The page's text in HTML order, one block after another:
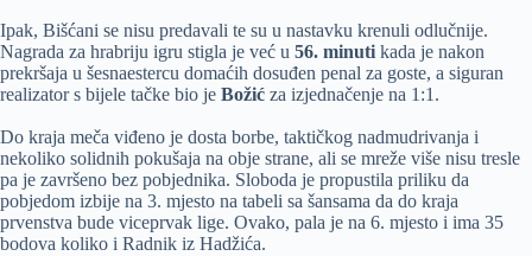
Ipak, Bišćani se nisu predavali te su u nastavku krenuli odlučnije.
Nagrada za hrabriju igru stigla je već u 56. minuti kada je nakon
prekršaja u šesnaestercu domaćih dosuđen penal za goste, a siguran
realizator s bijele tačke bio je Božić za izjednačenje na 1:1.
Do kraja meča viđeno je dosta borbe, taktičkog nadmudrivanja i
nekoliko solidnih pokušaja na obje strane, ali se mreže više nisu tresle
pa je završeno bez pobjednika. Sloboda je propustila priliku da
pobjedom izbije na 3. mjesto na tabeli sa šansama da do kraja
prvenstva bude viceprvak lige. Ovako, pala je na 6. mjesto i ima 35
bodova koliko i Radnik iz Hadžića.